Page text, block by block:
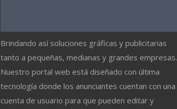
Brindando así soluciones gráficas y publicitarias
tanto a pequeñas, medianas y grandes empresas.
Nuestro portal web está diseñado con última
tecnología donde los anunciantes cuentan con una
cuenta de usuario para que pueden editar y